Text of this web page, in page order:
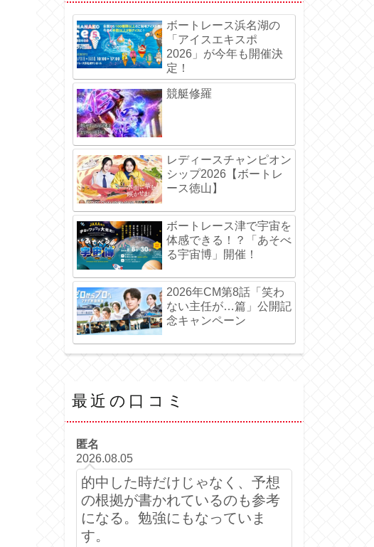
ボートレース浜名湖の
「アイスエキスポ
2026」が今年も開催決
定！
競艇修羅
レディースチャンピオン
シップ2026【ボートレ
ース徳山】
ボートレース津で宇宙を
体感できる！？「あそべ
る宇宙博」開催！
2026年CM第8話「笑わ
ない主任が…篇」公開記
念キャンペーン
最近の口コミ
匿名
2026.08.05
的中した時だけじゃなく、予想
の根拠が書かれているのも参考
になる。勉強にもなっていま
す。